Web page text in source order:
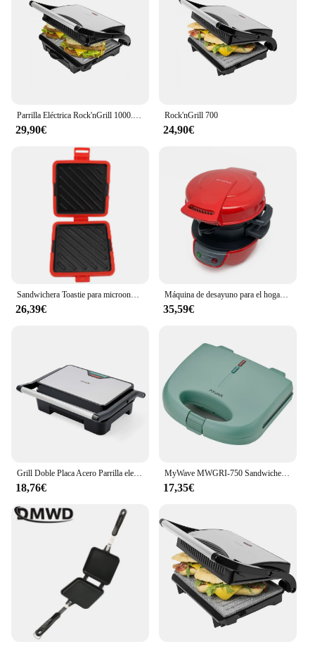
29,90€
Rock'nGrill 700
24,90€
26,39€
Máquina de desayuno para el hogar, máquina para hacer sándwiches de Hamburgo con anillo para cocinar huevos, máquina para sándwich de pan, máquina para hacer gofres
35,59€
Grill Doble Placa Acero Parrilla electrica 850W, Versátil Sandwichera & Máquina de Panini con Revestimien to Antiadherente Placas
18,76€
MyWave MWGRI-750 Sandwichera Básica Verde con Placa Fija de Grill 750W
17,35€